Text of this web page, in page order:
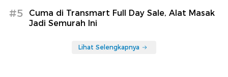
#5
Cuma di Transmart Full Day Sale, Alat Masak
Jadi Semurah Ini
Lihat Selengkapnya